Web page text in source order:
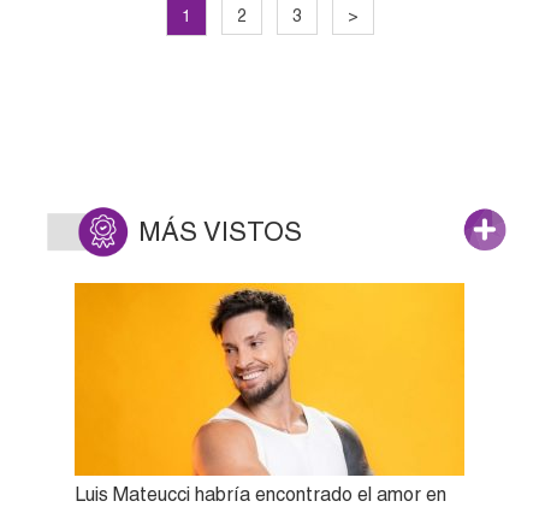
1 2 3 >
MÁS VISTOS
Luis Mateucci habría encontrado el amor en